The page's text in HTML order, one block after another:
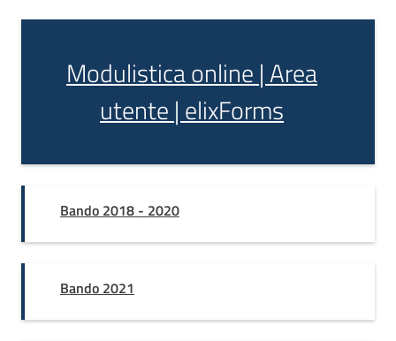
Modulistica online | Area
utente | elixForms
Bando 2018 - 2020
Bando 2021